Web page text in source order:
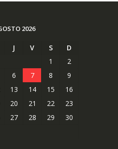
2026
J V S
D
1
2
6 7 8
9
13 14 15
16
20 21 22
23
27 28 29
30